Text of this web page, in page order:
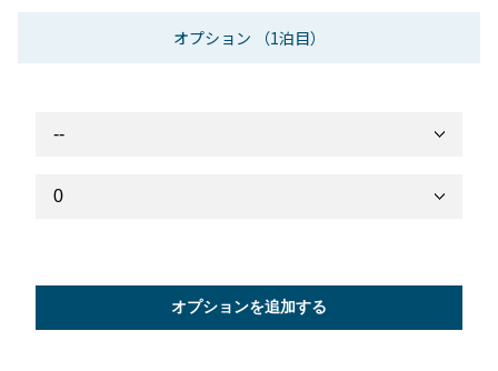
オプション （1泊目）
オプションを追加する